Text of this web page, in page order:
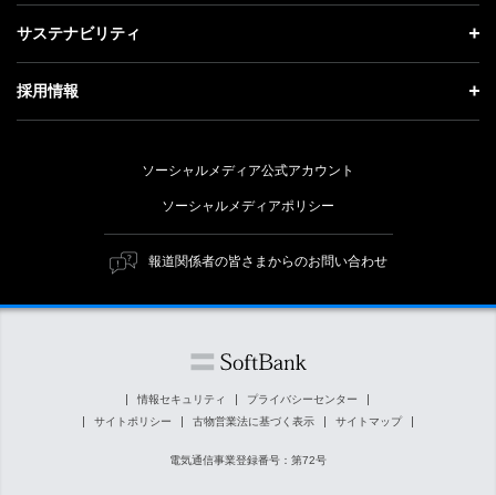
記者説明会
事業紹介
ガバナンス
成長戦略「Activate AI for Society」
人材戦略
投資家情報 トップ
経営方針
個人投資家の皆さまへ
株式と社債について
サステナビリティ
サステナビリティ トップ
トップメッセージ
ESG方針・体制
マテリアリティ（重要課題）
ESGの主な取り組み
外部評価・イニシアチブ
採用情報
障がい者採用
ソーシャルメディア公式アカウント
ソーシャルメディアポリシー
報道関係者の皆さまからのお問い合わせ
情報セキュリティ
プライバシーセンター
サイトポリシー
古物営業法に基づく表示 サイトマップ
電気通信事業登録番号：第72号